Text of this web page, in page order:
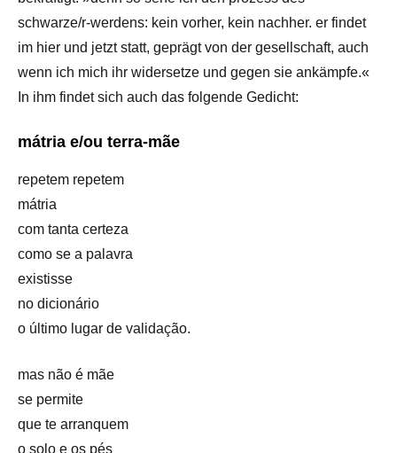
schwarze/r-werdens: kein vorher, kein nachher. er findet
im hier und jetzt statt, geprägt von der gesellschaft, auch
wenn ich mich ihr widersetze und gegen sie ankämpfe.«
In ihm findet sich auch das folgende Gedicht:
mátria e/ou terra-mãe
repetem repetem
mátria
com tanta certeza
como se a palavra
existisse
no dicionário
o último lugar de validação.
mas não é mãe
se permite
que te arranquem
o solo e os pés